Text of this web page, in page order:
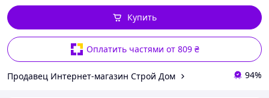
Оплатить частями от 809 ₴
Купить
Продавец Интернет-магазин Строй Дом 94%